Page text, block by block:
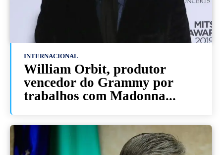
INTERNACIONAL
William Orbit, produtor
vencedor do Grammy por
trabalhos com Madonna...